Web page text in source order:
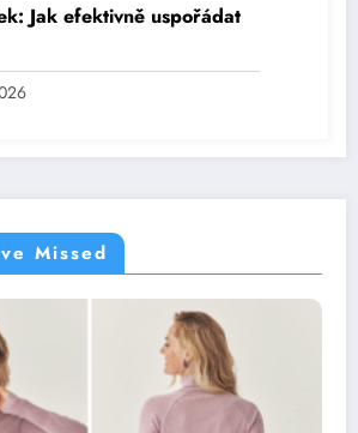
Jak efektivně uspořádat
Missed